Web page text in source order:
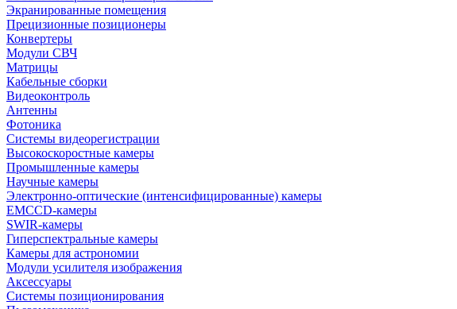
Экранированные помещения
Прецизионные позиционеры
Конвертеры
Модули СВЧ
Матрицы
Кабельные сборки
Видеоконтроль
Антенны
Фотоника
Cистемы видеорегистрации
Высокоскоростные камеры
Промышленные камеры
Научные камеры
Электронно-оптические (интенсифицированные) камеры
EMCCD-камеры
SWIR-камеры
Гиперспектральные камеры
Камеры для астрономии
Модули усилителя изображения
Аксессуары
Системы позиционирования